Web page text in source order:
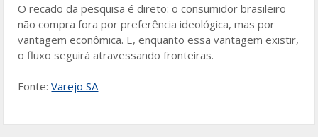
O recado da pesquisa é direto: o consumidor brasileiro
não compra fora por preferência ideológica, mas por
vantagem econômica. E, enquanto essa vantagem existir,
o fluxo seguirá atravessando fronteiras.
Fonte:Varejo SA